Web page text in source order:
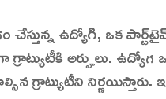
చేస్తున్న ఉద్యోగి, ఒక
అర్హులు.
గ్రాట్యుటీని